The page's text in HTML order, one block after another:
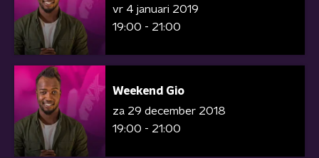
vr 4 januari 2019
19:00 - 21:00
Weekend Gio
za 29 december 2018
19:00 - 21:00